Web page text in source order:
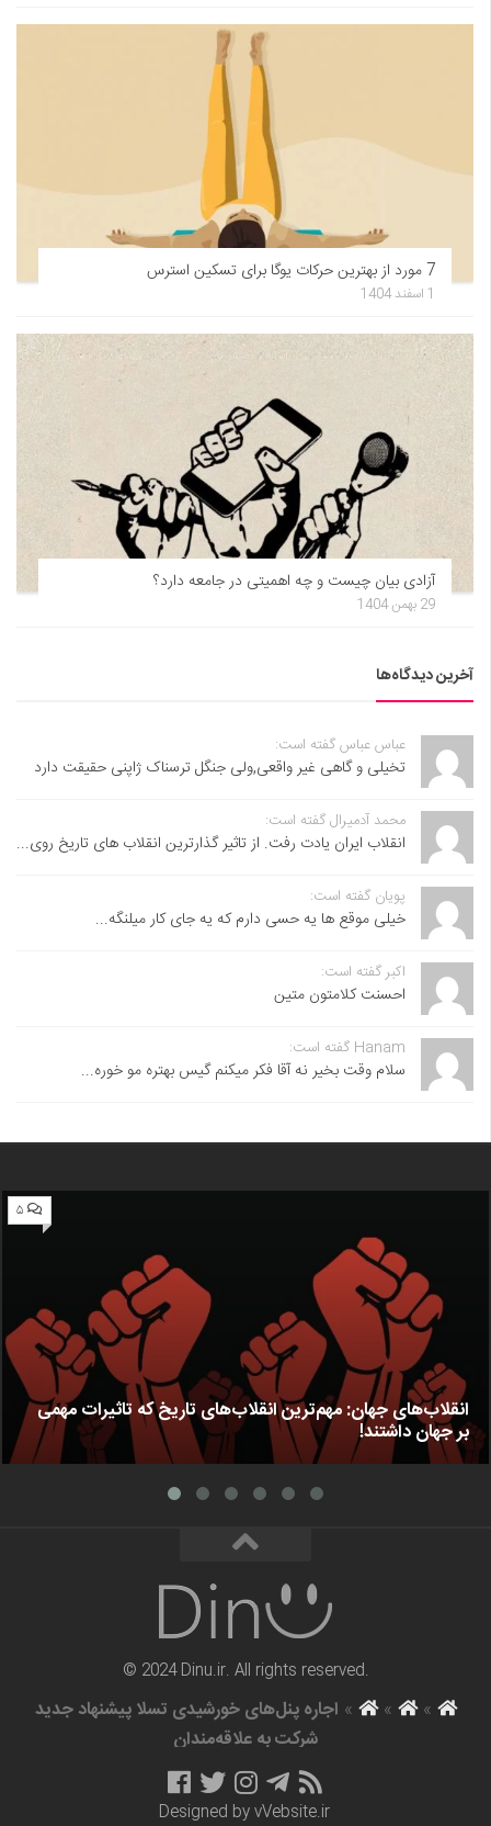
7 مورد از بهترین حرکات یوگا برای تسکین استرس
1 اسفند 1404
آزادی بیان چیست و چه اهمیتی در جامعه دارد؟
29 بهمن 1404
آخرین دیدگاه‌ها
عباس عباس گفته است:
تخیلی و گاهی غیر واقعی,ولی جنگل ترسناک ژاپنی حقیقت دارد
محمد آدمیرال گفته است:
انقلاب ایران یادت رفت. از تاثیر گذارترین انقلاب های تاریخ روی...
پویان گفته است:
خیلی موقع ها یه حسی دارم که یه جای کار میلنگه...
اکبر گفته است:
احسنت ‌کلامتون متین
Hanam گفته است:
سلام وقت بخیر نه آقا فکر میکنم گیس بهتره مو خوره...
۵
انقلاب‌های جهان: مهم‌ترین انقلاب‌های تاریخ که تاثیرات مهمی
بر جهان داشتند!
© 2024 Dinu.ir. All rights reserved.
»
»
» اجاره پنل‌های خورشیدی تسلا پیشنهاد جدید
شرکت به علاقه‌مندان
Designed byvVebsite.ir